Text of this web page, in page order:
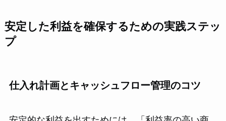
安定した利益を確保するための実践ステッ
プ
仕入れ計画とキャッシュフロー管理のコツ